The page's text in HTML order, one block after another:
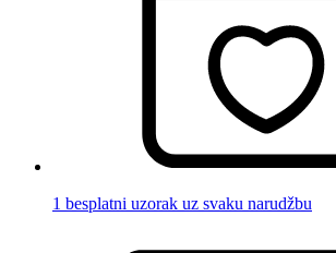
1 besplatni uzorak uz svaku narudžbu